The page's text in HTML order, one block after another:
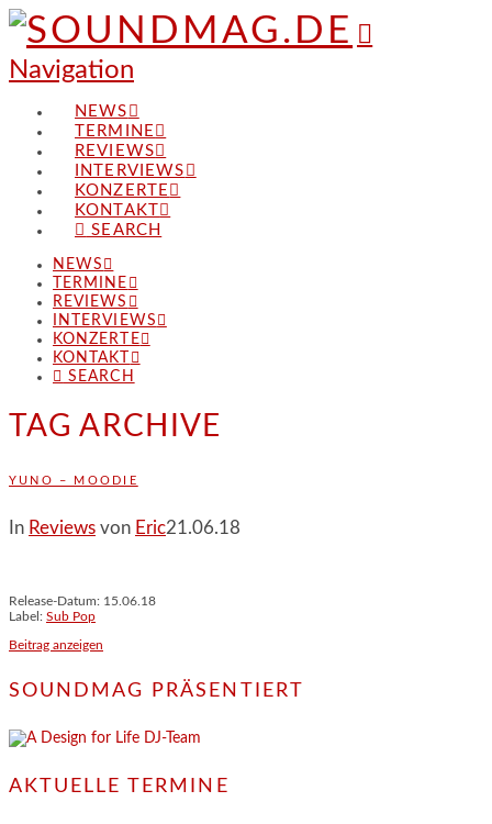
Navigation
NEWS
TERMINE
REVIEWS
INTERVIEWS
KONZERTE
KONTAKT
SEARCH
NEWS
TERMINE
REVIEWS
INTERVIEWS
KONZERTE
KONTAKT
SEARCH
TAG ARCHIVE
YUNO – MOODIE
In Reviews von Eric21.06.18
Release-Datum: 15.06.18
Label: Sub Pop
Beitrag anzeigen
SOUNDMAG PRÄSENTIERT
AKTUELLE TERMINE